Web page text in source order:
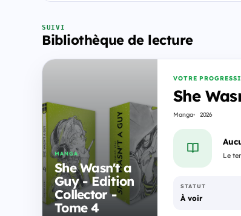
SUIVI
Bibliothèque de lecture
MANGA
She Wasn't a
Guy - Edition
Collector -
Tome 4
VOTRE
She
Manga 2026
Le
STATUT
À voir